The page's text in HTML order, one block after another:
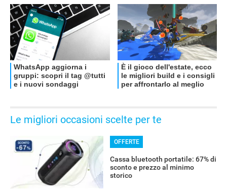
Le migliori occasioni scelte per te
OFFERTE
Cassa bluetooth portatile: 67% di
sconto e prezzo al minimo
storico